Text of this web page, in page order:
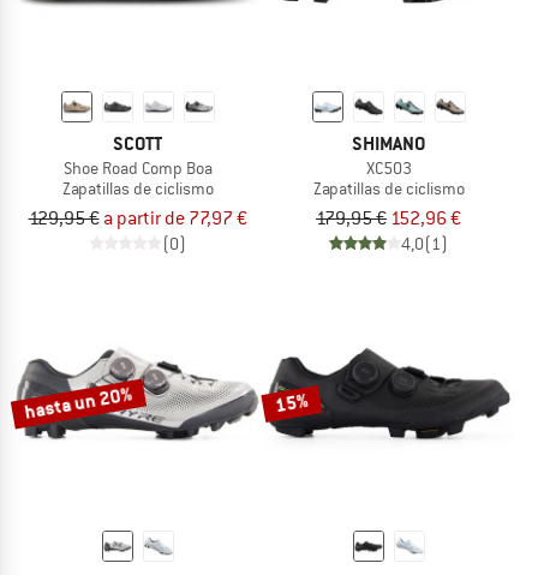
SCOTT
Shoe Road Comp Boa
Zapatillas de ciclismo
129,95 € a partir de 77,97 €
(0)
SHIMANO
XC503
Zapatillas de ciclismo
179,95 € 152,96 €
4,0(1)
hasta un 20% 15%